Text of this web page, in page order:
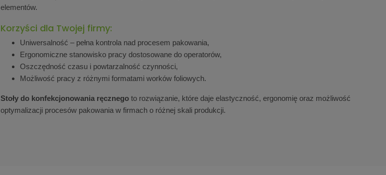
elementów.
Korzyści dla Twojej firmy:
Uniwersalność – pełna kontrola nad procesem pakowania,
Ergonomiczne stanowisko pracy dostosowane do operatorów,
Oszczędność czasu i powtarzalność czynności,
Możliwość pracy z różnymi formatami worków foliowych.
Stoły do konfekcjonowania ręcznegoto rozwiązanie, które daje elastyczność, ergonomię oraz możliwość
optymalizacji procesów pakowania w firmach o różnej skali produkcji.